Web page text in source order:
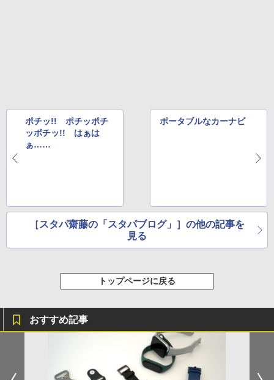
ポチッ!! ポチッポチ
ッポチッ!! はぁは
ぁ……
ポータブルなカーナビ
［スタパ齋藤の「スタパブログ」］の他の記事を
見る
トップページに戻る
おすすめ記事